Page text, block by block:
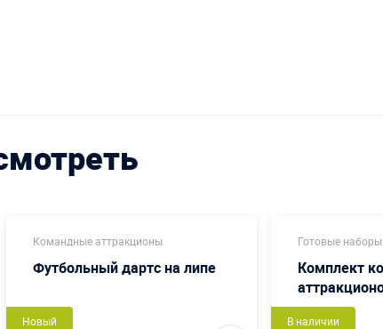
Командные аттракционы
Футбольный дартс на липе
Новый
Готовые
Комплект
В наличии